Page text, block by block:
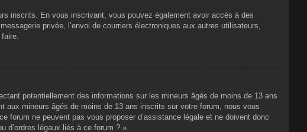
inscrits. En vous inscrivant, vous pouvez également avoir accès à des
privée, l’envoi de courriers électroniques aux autres utilisateurs,
faire.
potentiellement des informations sur les mineurs âgés de moins de 13 ans
aux mineurs âgés de moins de 13 ans inscrits sur votre forum, nous vous
forum ne peuvent pas vous proposer d’assistance légale et ne doivent donc
d’ordres légaux liés à ce forum ? ».